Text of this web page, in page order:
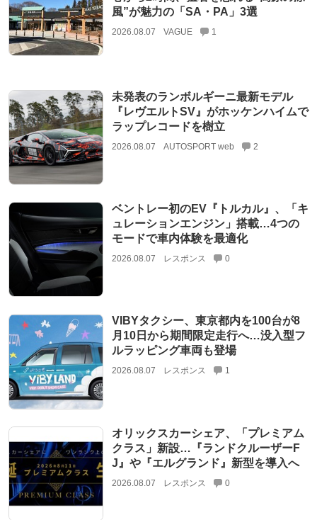
風”が魅力の「SA・PA」3選
2026.08.07 VAGUE 1
未発表のランボルギーニ最新モデル
『レヴエルトSV』がホッケンハイムで
ラップレコードを樹立
2026.08.07 AUTOSPORT web 2
ベントレー初のEV『トルカル』、「キ
ュレーションエンジン」搭載…4つの
モードで車内体験を最適化
2026.08.07 レスポンス 0
VIBYタクシー、東京都内を100台が8
月10日から期間限定走行へ…没入型フ
ルラッピング車両も登場
2026.08.07 レスポンス 1
オリックスカーシェア、「プレミアム
クラス」新設…『ランドクルーザーF
J』や『エルグランド』新型を導入へ
2026.08.07 レスポンス 0